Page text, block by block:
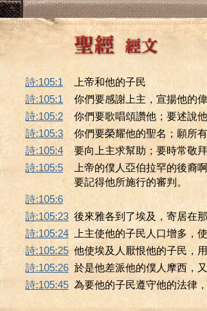
詩:105:1
上帝和他的子民
詩:105:1
你們要感謝上主，宣揚他的
詩:105:2
你們要歌唱頌讚他；要述說
詩:105:3
你們要榮耀他的聖名；願所
詩:105:4
要向上主求幫助；要時常敬
詩:105:5
上帝的僕人亞伯拉罕的後裔
要記得他所施行的審判。
詩:105:6
詩:105:23 後來雅各到了埃及，寄居在
詩:105:24
上主使他的子民人口增多，
詩:105:25 他使埃及人厭恨他的子民，
詩:105:26 於是他差派他的僕人摩西，
詩:105:45 為要他的子民遵守他的法律